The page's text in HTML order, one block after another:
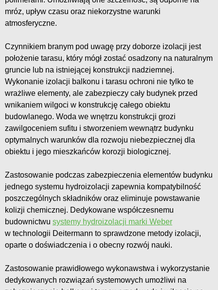
mróz, upływ czasu oraz niekorzystne warunki
atmosferyczne.
Czynnikiem branym pod uwagę przy doborze izolacji jest
położenie tarasu, który mógł zostać osadzony na naturalnym
gruncie lub na istniejącej konstrukcji nadziemnej.
Wykonanie izolacji balkonu i tarasu ochroni nie tylko te
wrażliwe elementy, ale zabezpieczy cały budynek przed
wnikaniem wilgoci w konstrukcję całego obiektu
budowlanego. Woda we wnętrzu konstrukcji grozi
zawilgoceniem sufitu i stworzeniem wewnątrz budynku
optymalnych warunków dla rozwoju niebezpiecznej dla
obiektu i jego mieszkańców korozji biologicznej.
Zastosowanie podczas zabezpieczenia elementów budynku
jednego systemu hydroizolacji zapewnia kompatybilność
poszczególnych składników oraz eliminuje powstawanie
kolizji chemicznej. Dedykowane współczesnemu
budownictwu systemy hydroizolacji marki Weber
w technologii Deitermann to sprawdzone metody izolacji,
oparte o doświadczenia i o obecny rozwój nauki.
Zastosowanie prawidłowego wykonawstwa i wykorzystanie
dedykowanych rozwiązań systemowych umożliwi na